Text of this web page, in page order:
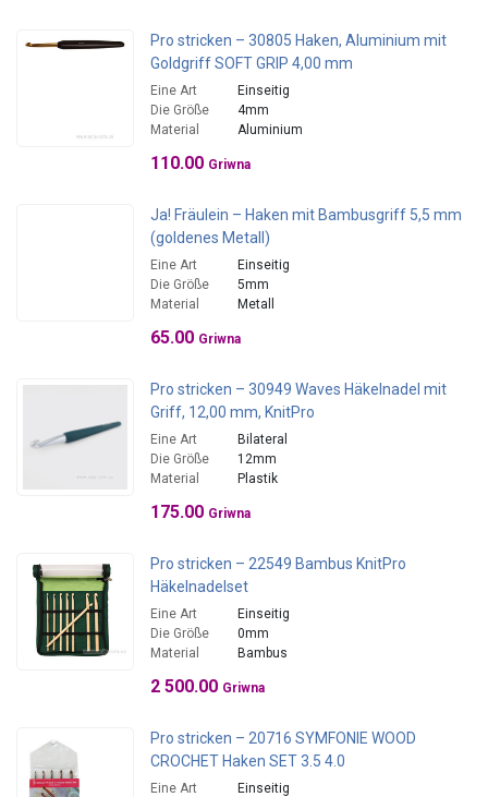
Pro stricken – 30805 Haken, Aluminium mit
Goldgriff SOFT GRIP 4,00 mm
Eine Art
Einseitig
Die Größe
4mm
Material
Aluminium
110.00 Griwna
Ja! Fräulein – Haken mit Bambusgriff 5,5 mm
(goldenes Metall)
Eine Art
Einseitig
Die Größe
5mm
Material
Metall
65.00 Griwna
Pro stricken – 30949 Waves Häkelnadel mit
Griff, 12,00 mm, KnitPro
Eine Art
Bilateral
Die Größe
12mm
Material
Plastik
175.00 Griwna
Pro stricken – 22549 Bambus KnitPro
Häkelnadelset
Eine Art
Einseitig
Die Größe
0mm
Material
Bambus
2 500.00 Griwna
Pro stricken – 20716 SYMFONIE WOOD
CROCHET Haken SET 3.5 4.0
Eine Art
Einseitig